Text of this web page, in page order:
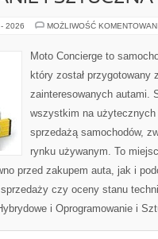
2026 MOŻLIWOŚĆ
Moto Concierge to
który został przygotowany
zainteresowanych autami.
wszystkim na
sprzedażą samochodów,
rynku używanym. To
przed zakupem auta, jak i
czy oceny stanu
i Oprogramowanie i